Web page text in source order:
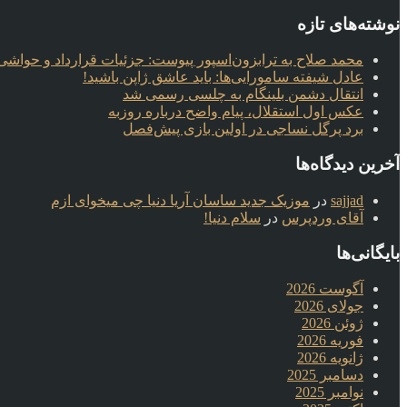
نوشته‌های تازه
محمد صلاح به ترابزون‌اسپور پیوست: جزئیات قرارداد و حواشی
عادل شیفته سامورایی‌ها: باید عاشق ژاپن باشید!
انتقال دشمن بلینگام به چلسی رسمی شد
عکس اول استقلال، پیام واضح درباره روزبه
برد پرگل نساجی در اولین بازی پیش‌فصل
آخرین دیدگاه‌ها
sajjad در موزیک جدید ساسان آریا دنیا چی میخوای ازم
آقای وردپرس در سلام دنیا!
بایگانی‌ها
آگوست 2026
جولای 2026
ژوئن 2026
فوریه 2026
ژانویه 2026
دسامبر 2025
نوامبر 2025